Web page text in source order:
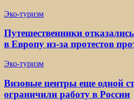
Эко-туризм
Путешественники
в Европу из-за протестов
Эко-туризм
Визовые центры еще одной
ограничили работу в России